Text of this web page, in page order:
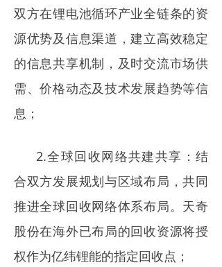
双方在锂电池循环产业全链条的资
源优势及信息渠道，建立高效稳定
的信息共享机制，及时交流市场供
需、价格动态及技术发展趋势等信
息；
2.全球回收网络共建共享：结
合双方发展规划与区域布局，共同
推进全球回收网络体系布局。天奇
股份在海外已布局的回收资源将授
权作为亿纬锂能的指定回收点；